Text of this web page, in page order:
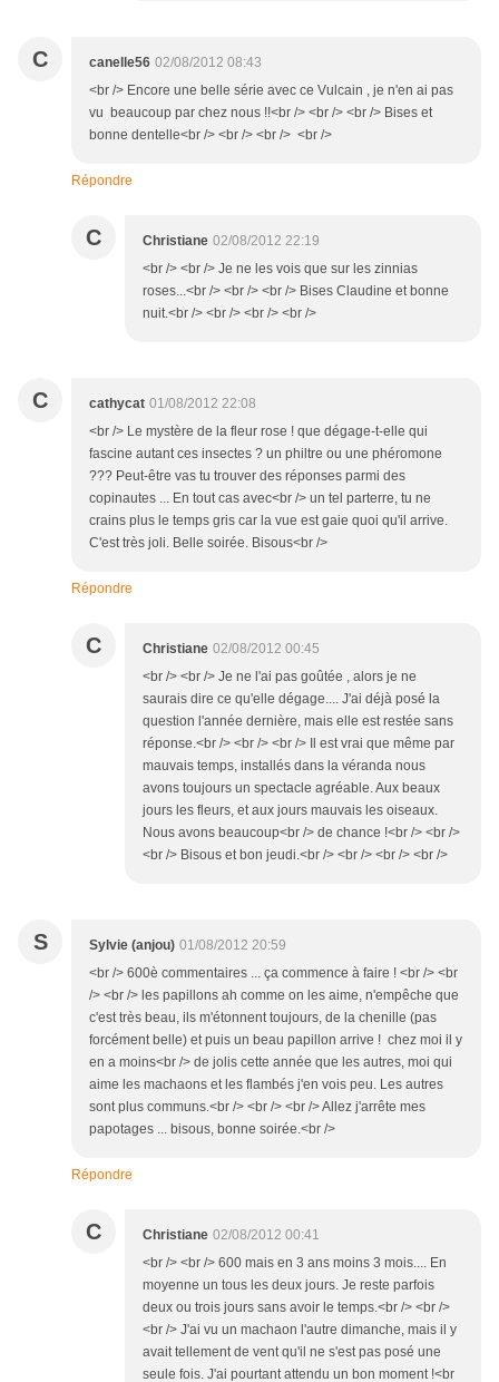
C canelle56 02/08/2012 08:43
<br /> Encore une belle série avec ce Vulcain , je n'en ai pas
vu beaucoup par chez nous !!<br /> <br /> <br /> Bises et
bonne dentelle<br /> <br /> <br /> <br />
Répondre
C Christiane 02/08/2012 22:19
<br /> <br /> Je ne les vois que sur les zinnias
roses...<br /> <br /> <br /> Bises Claudine et bonne
nuit.<br /> <br /> <br /> <br />
C cathycat 01/08/2012 22:08
<br /> Le mystère de la fleur rose ! que dégage-t-elle qui
fascine autant ces insectes ? un philtre ou une phéromone
??? Peut-être vas tu trouver des réponses parmi des
copinautes ... En tout cas avec<br /> un tel parterre, tu ne
crains plus le temps gris car la vue est gaie quoi qu'il arrive.
C'est très joli. Belle soirée. Bisous<br />
Répondre
C Christiane 02/08/2012 00:45
<br /> <br /> Je ne l'ai pas goûtée , alors je ne
saurais dire ce qu'elle dégage.... J'ai déjà posé la
question l'année dernière, mais elle est restée sans
réponse.<br /> <br /> <br /> Il est vrai que même par
mauvais temps, installés dans la véranda nous
avons toujours un spectacle agréable. Aux beaux
jours les fleurs, et aux jours mauvais les oiseaux.
Nous avons beaucoup<br /> de chance !<br /> <br />
<br /> Bisous et bon jeudi.<br /> <br /> <br /> <br />
S Sylvie (anjou) 01/08/2012 20:59
<br /> 600è commentaires ... ça commence à faire ! <br /> <br
/> <br /> les papillons ah comme on les aime, n'empêche que
c'est très beau, ils m'étonnent toujours, de la chenille (pas
forcément belle) et puis un beau papillon arrive ! chez moi il y
en a moins<br /> de jolis cette année que les autres, moi qui
aime les machaons et les flambés j'en vois peu. Les autres
sont plus communs.<br /> <br /> <br /> Allez j'arrête mes
papotages ... bisous, bonne soirée.<br />
Répondre
C Christiane 02/08/2012 00:41
<br /> <br /> 600 mais en 3 ans moins 3 mois.... En
moyenne un tous les deux jours. Je reste parfois
deux ou trois jours sans avoir le temps.<br /> <br />
<br /> J'ai vu un machaon l'autre dimanche, mais il y
avait tellement de vent qu'il ne s'est pas posé une
seule fois. J'ai pourtant attendu un bon moment !<br